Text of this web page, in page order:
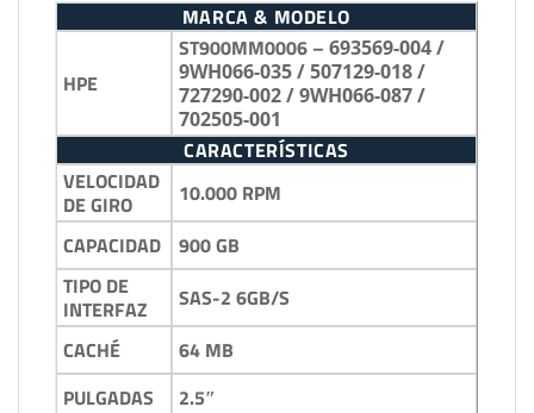
MARCA & MODELO
HPE
ST900MM0006 – 693569-004 /
9WH066-035 / 507129-018 /
727290-002 / 9WH066-087 /
702505-001
CARACTERÍSTICAS
VELOCIDAD
DE GIRO
10.000 RPM
CAPACIDAD
900 GB
TIPO DE
INTERFAZ
SAS-2 6GB/S
CACHÉ
64 MB
PULGADAS
2.5″